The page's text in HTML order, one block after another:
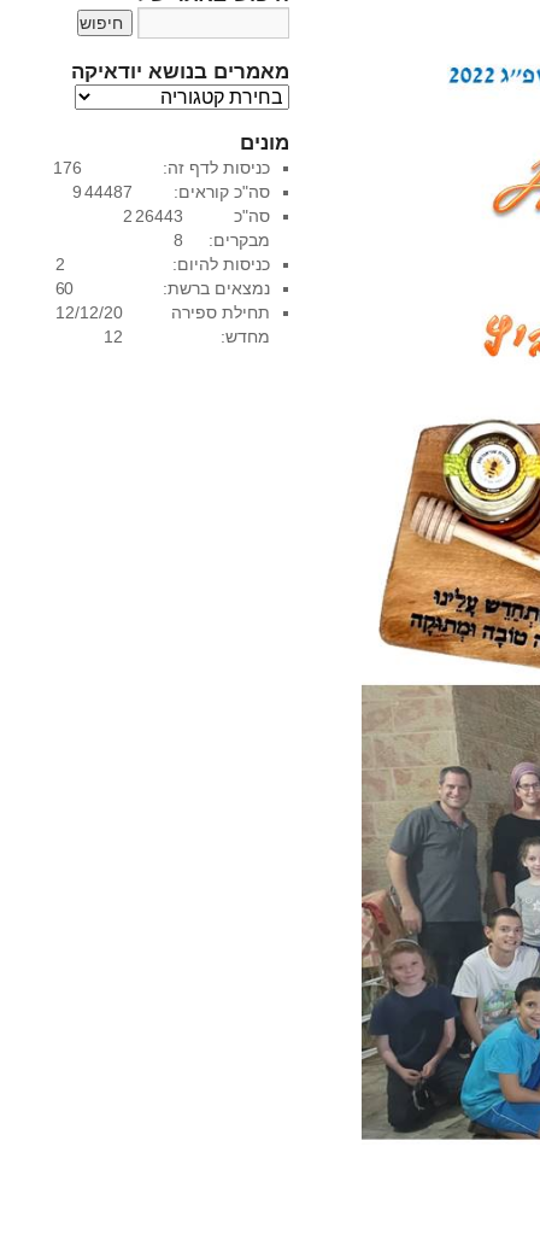
מאמרים בנושא יודאיקה
מ
מ
ר
י
ם
נ
ו
ש
מונים
176
9
כניסות לדף זה:
44487
2
סה"כ קוראים:
26443
8
סה"כ
מבקרים:
2
6
כניסות להיום:
0
נמצאים ברשת:
12/12/20
12
תחילת ספירה
מחדש: